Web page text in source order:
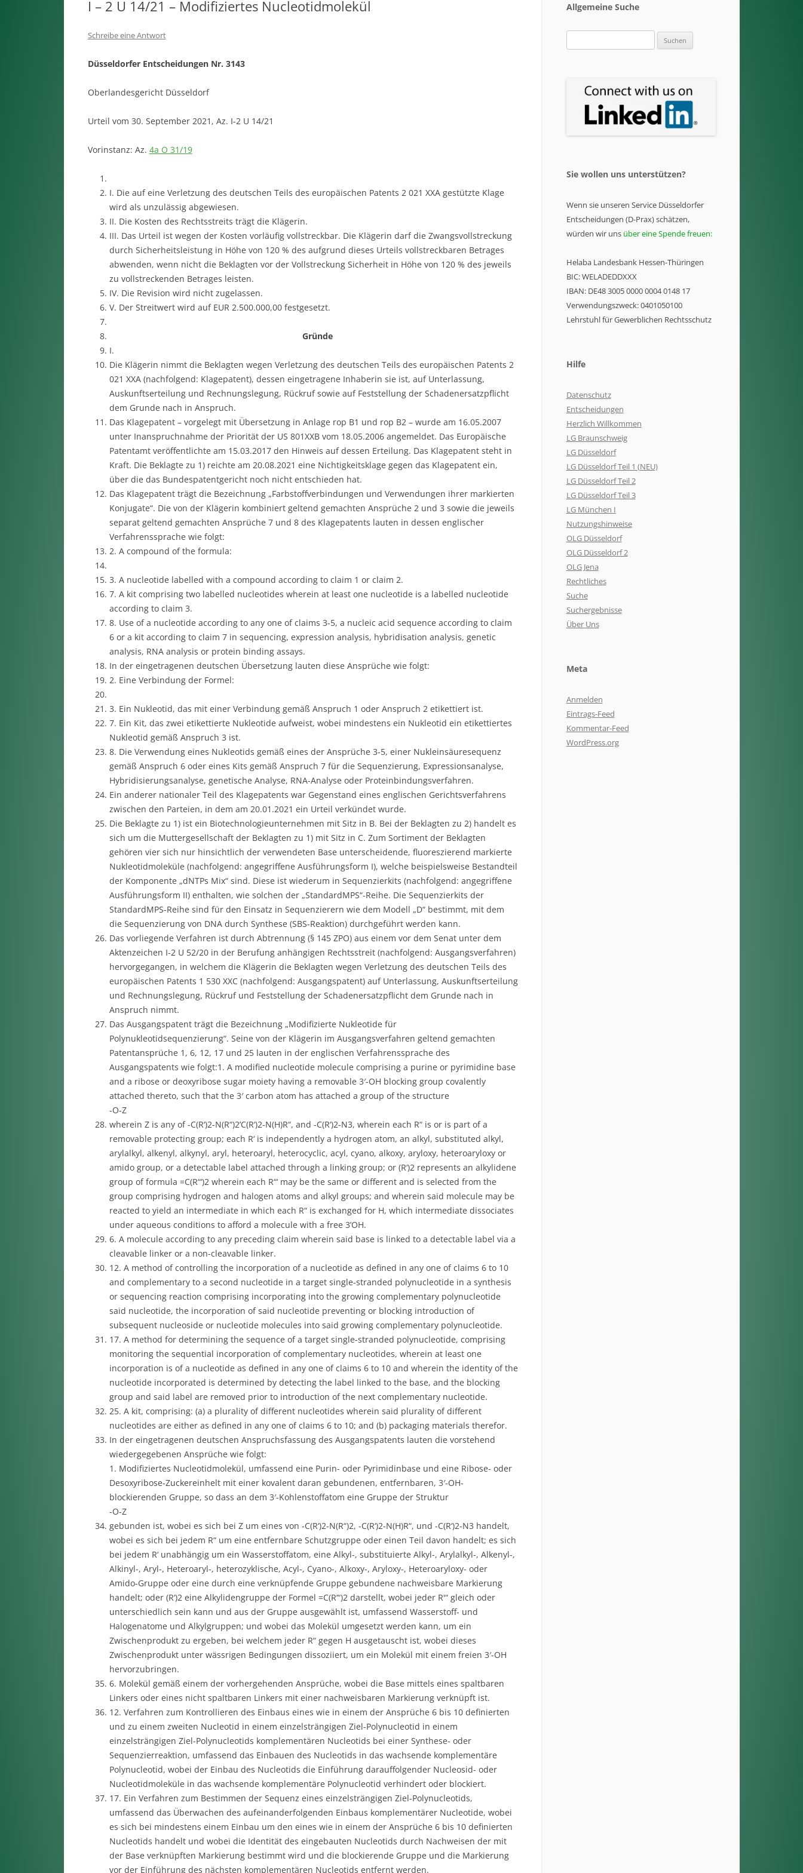
I – 2 U 14/21 – Modifiziertes Nucleotidmolekül
Schreibe eine Antwort
Düsseldorfer Entscheidungen Nr. 3143
Oberlandesgericht Düsseldorf
Urteil vom 30. September 2021, Az. I-2 U 14/21
Vorinstanz: Az. 4a O 31/19
I. Die auf eine Verletzung des deutschen Teils des europäischen Patents 2 021 XXA gestützte Klage
wird als unzulässig abgewiesen.
II. Die Kosten des Rechtsstreits trägt die Klägerin.
III. Das Urteil ist wegen der Kosten vorläufig vollstreckbar. Die Klägerin darf die Zwangsvollstreckung
durch Sicherheitsleistung in Höhe von 120 % des aufgrund dieses Urteils vollstreckbaren Betrages
abwenden, wenn nicht die Beklagten vor der Vollstreckung Sicherheit in Höhe von 120 % des jeweils
zu vollstreckenden Betrages leisten.
IV. Die Revision wird nicht zugelassen.
V. Der Streitwert wird auf EUR 2.500.000,00 festgesetzt.
Gründe
I.
Die Klägerin nimmt die Beklagten wegen Verletzung des deutschen Teils des europäischen Patents 2
021 XXA (nachfolgend: Klagepatent), dessen eingetragene Inhaberin sie ist, auf Unterlassung,
Auskunftserteilung und Rechnungslegung, Rückruf sowie auf Feststellung der Schadenersatzpflicht
dem Grunde nach in Anspruch.
Das Klagepatent – vorgelegt mit Übersetzung in Anlage rop B1 und rop B2 – wurde am 16.05.2007
unter Inanspruchnahme der Priorität der US 801XXB vom 18.05.2006 angemeldet. Das Europäische
Patentamt veröffentlichte am 15.03.2017 den Hinweis auf dessen Erteilung. Das Klagepatent steht in
Kraft. Die Beklagte zu 1) reichte am 20.08.2021 eine Nichtigkeitsklage gegen das Klagepatent ein,
über die das Bundespatentgericht noch nicht entschieden hat.
Das Klagepatent trägt die Bezeichnung „Farbstoffverbindungen und Verwendungen ihrer markierten
Konjugate“. Die von der Klägerin kombiniert geltend gemachten Ansprüche 2 und 3 sowie die jeweils
separat geltend gemachten Ansprüche 7 und 8 des Klagepatents lauten in dessen englischer
Verfahrenssprache wie folgt:
2. A compound of the formula:
3. A nucleotide labelled with a compound according to claim 1 or claim 2.
7. A kit comprising two labelled nucleotides wherein at least one nucleotide is a labelled nucleotide
according to claim 3.
8. Use of a nucleotide according to any one of claims 3-5, a nucleic acid sequence according to claim
6 or a kit according to claim 7 in sequencing, expression analysis, hybridisation analysis, genetic
analysis, RNA analysis or protein binding assays.
In der eingetragenen deutschen Übersetzung lauten diese Ansprüche wie folgt:
2. Eine Verbindung der Formel:
3. Ein Nukleotid, das mit einer Verbindung gemäß Anspruch 1 oder Anspruch 2 etikettiert ist.
7. Ein Kit, das zwei etikettierte Nukleotide aufweist, wobei mindestens ein Nukleotid ein etikettiertes
Nukleotid gemäß Anspruch 3 ist.
8. Die Verwendung eines Nukleotids gemäß eines der Ansprüche 3-5, einer Nukleinsäuresequenz
gemäß Anspruch 6 oder eines Kits gemäß Anspruch 7 für die Sequenzierung, Expressionsanalyse,
Hybridisierungsanalyse, genetische Analyse, RNA-Analyse oder Proteinbindungsverfahren.
Ein anderer nationaler Teil des Klagepatents war Gegenstand eines englischen Gerichtsverfahrens
zwischen den Parteien, in dem am 20.01.2021 ein Urteil verkündet wurde.
Die Beklagte zu 1) ist ein Biotechnologieunternehmen mit Sitz in B. Bei der Beklagten zu 2) handelt es
sich um die Muttergesellschaft der Beklagten zu 1) mit Sitz in C. Zum Sortiment der Beklagten
gehören vier sich nur hinsichtlich der verwendeten Base unterscheidende, fluoreszierend markierte
Nukleotidmoleküle (nachfolgend: angegriffene Ausführungsform I), welche beispielsweise Bestandteil
der Komponente „dNTPs Mix“ sind. Diese ist wiederum in Sequenzierkits (nachfolgend: angegriffene
Ausführungsform II) enthalten, wie solchen der „StandardMPS“-Reihe. Die Sequenzierkits der
StandardMPS-Reihe sind für den Einsatz in Sequenzierern wie dem Modell „D“ bestimmt, mit dem
die Sequenzierung von DNA durch Synthese (SBS-Reaktion) durchgeführt werden kann.
Das vorliegende Verfahren ist durch Abtrennung (§ 145 ZPO) aus einem vor dem Senat unter dem
Aktenzeichen I-2 U 52/20 in der Berufung anhängigen Rechtsstreit (nachfolgend: Ausgangsverfahren)
hervorgegangen, in welchem die Klägerin die Beklagten wegen Verletzung des deutschen Teils des
europäischen Patents 1 530 XXC (nachfolgend: Ausgangspatent) auf Unterlassung, Auskunftserteilung
und Rechnungslegung, Rückruf und Feststellung der Schadenersatzpflicht dem Grunde nach in
Anspruch nimmt.
Das Ausgangspatent trägt die Bezeichnung „Modifizierte Nukleotide für
Polynukleotidsequenzierung“. Seine von der Klägerin im Ausgangsverfahren geltend gemachten
Patentansprüche 1, 6, 12, 17 und 25 lauten in der englischen Verfahrenssprache des
Ausgangspatents wie folgt:1. A modified nucleotide molecule comprising a purine or pyrimidine base
and a ribose or deoxyribose sugar moiety having a removable 3′-OH blocking group covalently
attached thereto, such that the 3′ carbon atom has attached a group of the structure
-O-Z
wherein Z is any of -C(R‘)2-N(R“)2’C(R‘)2-N(H)R“, and -C(R‘)2-N3, wherein each R“ is or is part of a
removable protecting group; each R‘ is independently a hydrogen atom, an alkyl, substituted alkyl,
arylalkyl, alkenyl, alkynyl, aryl, heteroaryl, heterocyclic, acyl, cyano, alkoxy, aryloxy, heteroaryloxy or
amido group, or a detectable label attached through a linking group; or (R‘)2 represents an alkylidene
group of formula =C(R“‘)2 wherein each R“‘ may be the same or different and is selected from the
group comprising hydrogen and halogen atoms and alkyl groups; and wherein said molecule may be
reacted to yield an intermediate in which each R“ is exchanged for H, which intermediate dissociates
under aqueous conditions to afford a molecule with a free 3’OH.
6. A molecule according to any preceding claim wherein said base is linked to a detectable label via a
cleavable linker or a non-cleavable linker.
12. A method of controlling the incorporation of a nucleotide as defined in any one of claims 6 to 10
and complementary to a second nucleotide in a target single-stranded polynucleotide in a synthesis
or sequencing reaction comprising incorporating into the growing complementary polynucleotide
said nucleotide, the incorporation of said nucleotide preventing or blocking introduction of
subsequent nucleoside or nucleotide molecules into said growing complementary polynucleotide.
17. A method for determining the sequence of a target single-stranded polynucleotide, comprising
monitoring the sequential incorporation of complementary nucleotides, wherein at least one
incorporation is of a nucleotide as defined in any one of claims 6 to 10 and wherein the identity of the
nucleotide incorporated is determined by detecting the label linked to the base, and the blocking
group and said label are removed prior to introduction of the next complementary nucleotide.
25. A kit, comprising: (a) a plurality of different nucleotides wherein said plurality of different
nucleotides are either as defined in any one of claims 6 to 10; and (b) packaging materials therefor.
In der eingetragenen deutschen Anspruchsfassung des Ausgangspatents lauten die vorstehend
wiedergegebenen Ansprüche wie folgt:
1. Modifiziertes Nucleotidmolekül, umfassend eine Purin- oder Pyrimidinbase und eine Ribose- oder
Desoxyribose-Zuckereinhelt mit einer kovalent daran gebundenen, entfernbaren, 3′-OH-
blockierenden Gruppe, so dass an dem 3′-Kohlenstoffatom eine Gruppe der Struktur
-O-Z
gebunden ist, wobei es sich bei Z um eines von -C(R‘)2-N(R“)2, -C(R‘)2-N(H)R“, und -C(R‘)2-N3 handelt,
wobei es sich bei jedem R“ um eine entfernbare Schutzgruppe oder einen Teil davon handelt; es sich
bei jedem R‘ unabhängig um ein Wasserstoffatom, eine Alkyl-, substituierte Alkyl-, Arylalkyl-, Alkenyl-,
Alkinyl-, Aryl-, Heteroaryl-, heterozyklische, Acyl-, Cyano-, Alkoxy-, Aryloxy-, Heteroaryloxy- oder
Amido-Gruppe oder eine durch eine verknüpfende Gruppe gebundene nachweisbare Markierung
handelt; oder (R‘)2 eine Alkylidengruppe der Formel =C(R’“)2 darstellt, wobei jeder R'“ gleich oder
unterschiedlich sein kann und aus der Gruppe ausgewählt ist, umfassend Wasserstoff- und
Halogenatome und Alkylgruppen; und wobei das Molekül umgesetzt werden kann, um ein
Zwischenprodukt zu ergeben, bei welchem jeder R“ gegen H ausgetauscht ist, wobei dieses
Zwischenprodukt unter wässrigen Bedingungen dissoziiert, um ein Molekül mit einem freien 3′-OH
hervorzubringen.
6. Molekül gemäß einem der vorhergehenden Ansprüche, wobei die Base mittels eines spaltbaren
Linkers oder eines nicht spaltbaren Linkers mit einer nachweisbaren Markierung verknüpft ist.
12. Verfahren zum Kontrollieren des Einbaus eines wie in einem der Ansprüche 6 bis 10 definierten
und zu einem zweiten Nucleotid in einem einzelsträngigen Ziel-Polynucleotid in einem
einzelsträngigen Ziel-Polynucleotids komplementären Nucleotids bei einer Synthese- oder
Sequenzierreaktion, umfassend das Einbauen des Nucleotids in das wachsende komplementäre
Polynucleotid, wobei der Einbau des Nucleotids die Einführung darauffolgender Nucleosid- oder
Nucleotidmoleküle in das wachsende komplementäre Polynucleotid verhindert oder blockiert.
17. Ein Verfahren zum Bestimmen der Sequenz eines einzelsträngigen Ziel-Polynucleotids,
umfassend das Überwachen des aufeinanderfolgenden Einbaus komplementärer Nucleotide, wobei
es sich bei mindestens einem Einbau um den eines wie in einem der Ansprüche 6 bis 10 definierten
Nucleotids handelt und wobei die Identität des eingebauten Nucleotids durch Nachweisen der mit
der Base verknüpften Markierung bestimmt wird und die blockierende Gruppe und die Markierung
vor der Einführung des nächsten komplementären Nucleotids entfernt werden.
Allgemeine Suche
nach:
Sie wollen uns unterstützen?
Wenn sie unseren Service Düsseldorfer
Entscheidungen (D-Prax) schätzen,
würden wir uns über eine Spende freuen:
Helaba Landesbank Hessen-Thüringen
BIC: WELADEDDXXX
IBAN: DE48 3005 0000 0004 0148 17
Verwendungszweck: 0401050100
Lehrstuhl für Gewerblichen Rechtsschutz
Hilfe
Datenschutz
Entscheidungen
Herzlich Willkommen
LG Braunschweig
LG Düsseldorf
LG Düsseldorf Teil 1 (NEU)
LG Düsseldorf Teil 2
LG Düsseldorf Teil 3
LG München I
Nutzungshinweise
OLG Düsseldorf
OLG Düsseldorf 2
OLG Jena
Rechtliches
Suche
Suchergebnisse
Über Uns
Meta
Anmelden
Eintrags-Feed
Kommentar-Feed
WordPress.org